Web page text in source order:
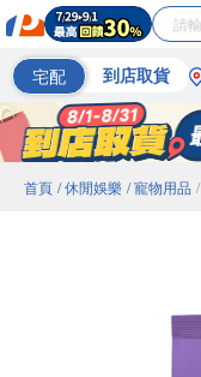
宅配 到店取貨
首頁 / 休閒娛樂 / 寵物用品